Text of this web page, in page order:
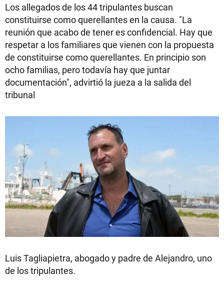
Los allegados de los 44 tripulantes buscan
constituirse como querellantes en la causa. "La
reunión que acabo de tener es confidencial. Hay que
respetar a los familiares que vienen con la propuesta
de constituirse como querellantes. En principio son
ocho familias, pero todavía hay que juntar
documentación", advirtió la jueza a la salida del
tribunal
Luis Tagliapietra, abogado y padre de Alejandro, uno
de los tripulantes.